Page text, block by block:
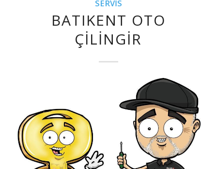
SERVIS
BATIKENT OTO
ÇILINGIR